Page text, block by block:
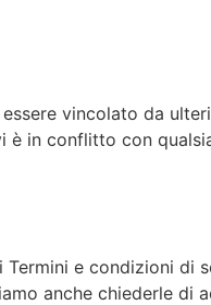
vincolato da
in conflitto con
e condizioni di
anche chiederle di